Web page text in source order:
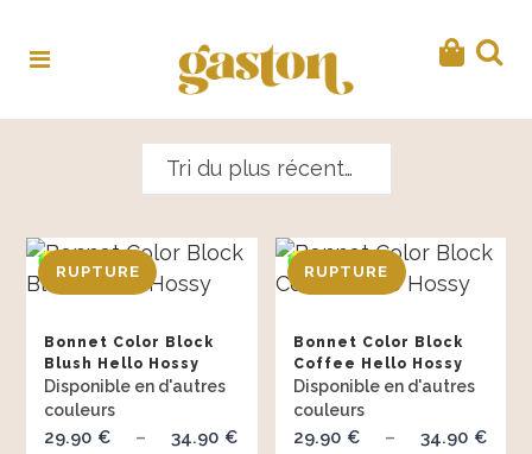
Tri du plus récent au plus ancien
Bonnet Color Block
Blush Hello Hossy
29.90 € – 34.90 €
Plage
Bonnet Color Block
Coffee Hello Hossy
29.90 € – 34.90 €